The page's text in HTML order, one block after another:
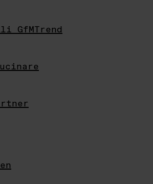
GfMTrend